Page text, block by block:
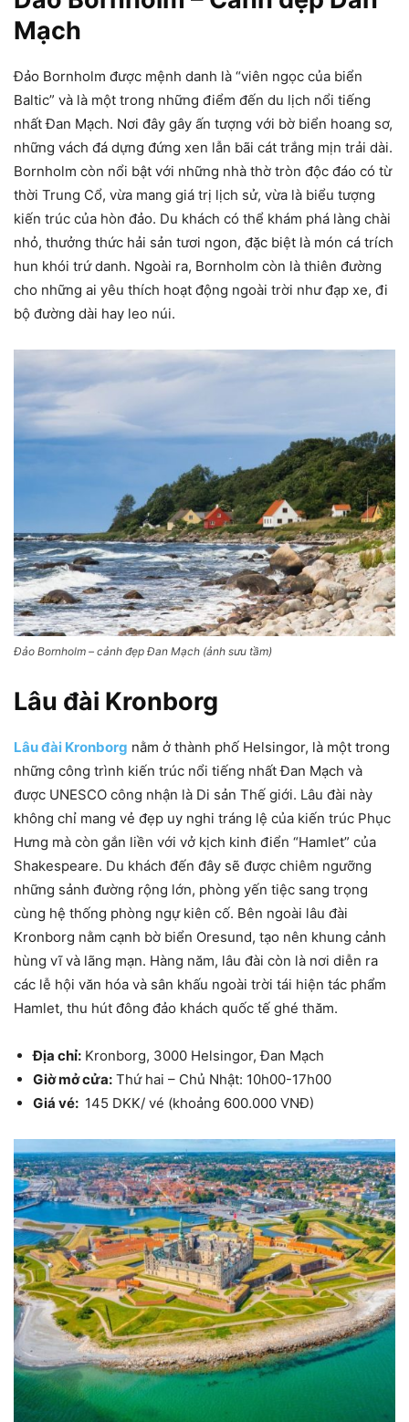
Mạch
Đảo Bornholm được mệnh danh là “viên ngọc của biển
Baltic” và là một trong những điểm đến du lịch nổi tiếng
nhất Đan Mạch. Nơi đây gây ấn tượng với bờ biển hoang sơ,
những vách đá dựng đứng xen lẫn bãi cát trắng mịn trải dài.
Bornholm còn nổi bật với những nhà thờ tròn độc đáo có từ
thời Trung Cổ, vừa mang giá trị lịch sử, vừa là biểu tượng
kiến trúc của hòn đảo. Du khách có thể khám phá làng chài
nhỏ, thưởng thức hải sản tươi ngon, đặc biệt là món cá trích
hun khói trứ danh. Ngoài ra, Bornholm còn là thiên đường
cho những ai yêu thích hoạt động ngoài trời như đạp xe, đi
bộ đường dài hay leo núi.
Đảo Bornholm – cảnh đẹp Đan Mạch (ảnh sưu tầm)
Lâu đài Kronborg
Lâu đài Kronborg nằm ở thành phố Helsingor, là một trong
những công trình kiến trúc nổi tiếng nhất Đan Mạch và
được UNESCO công nhận là Di sản Thế giới. Lâu đài này
không chỉ mang vẻ đẹp uy nghi tráng lệ của kiến trúc Phục
Hưng mà còn gắn liền với vở kịch kinh điển “Hamlet” của
Shakespeare. Du khách đến đây sẽ được chiêm ngưỡng
những sảnh đường rộng lớn, phòng yến tiệc sang trọng
cùng hệ thống phòng ngự kiên cố. Bên ngoài lâu đài
Kronborg nằm cạnh bờ biển Oresund, tạo nên khung cảnh
hùng vĩ và lãng mạn. Hàng năm, lâu đài còn là nơi diễn ra
các lễ hội văn hóa và sân khấu ngoài trời tái hiện tác phẩm
Hamlet, thu hút đông đảo khách quốc tế ghé thăm.
Địa chỉ: Kronborg, 3000 Helsingor, Đan Mạch
Giờ mở cửa: Thứ hai – Chủ Nhật: 10h00-17h00
Giá vé: 145 DKK/ vé (khoảng 600.000 VNĐ)